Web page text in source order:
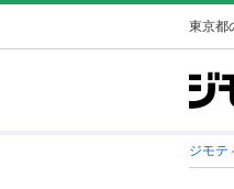
東京都
ジモテ